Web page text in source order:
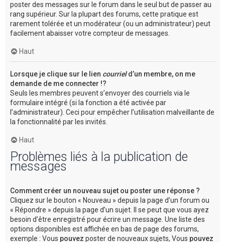
poster des messages sur le forum dans le seul but de passer au
rang supérieur. Sur la plupart des forums, cette pratique est
rarement tolérée et un modérateur (ou un administrateur) peut
facilement abaisser votre compteur de messages.
Haut
Lorsque je clique sur le lien courrield’un membre, on me
demande de me connecter !?
Seuls les membres peuvent s’envoyer des courriels via le
formulaire intégré (si la fonction a été activée par
l’administrateur). Ceci pour empêcher l’utilisation malveillante de
la fonctionnalité par les invités.
Haut
Problèmes liés à la publication de
messages
Comment créer un nouveau sujet ou poster une réponse ?
Cliquez sur le bouton « Nouveau » depuis la page d’un forum ou
« Répondre » depuis la page d’un sujet. Il se peut que vous ayez
besoin d’être enregistré pour écrire un message. Une liste des
options disponibles est affichée en bas de page des forums,
exemple : Vous pouvez poster de nouveaux sujets, Vous pouvez